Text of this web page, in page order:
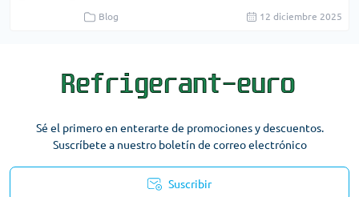
Blog 12 diciembre 2025
Sé el primero en enterarte de promociones y descuentos.
Suscríbete a nuestro boletín de correo electrónico
Suscribir